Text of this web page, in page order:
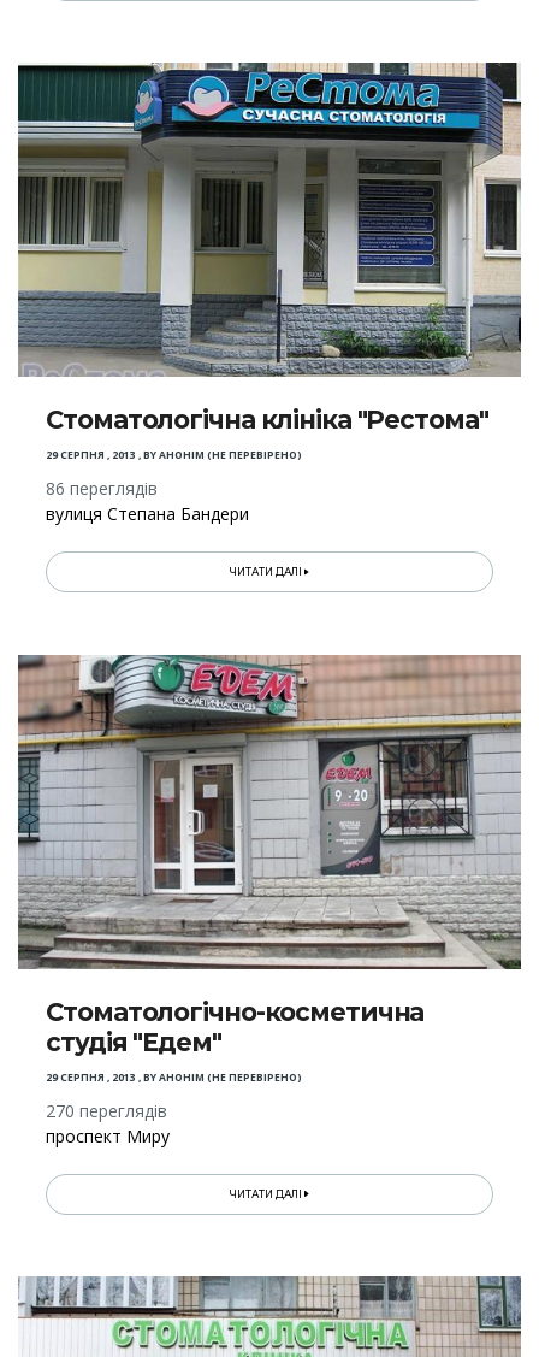
Стоматологічна клініка "Рестома"
29 СЕРПНЯ , 2013 ,BYАНОНІМ (НЕ ПЕРЕВІРЕНО)
86 переглядів
вулиця Степана Бандери
ЧИТАТИ ДАЛІ
Стоматологічно-косметична
студія "Едем"
29 СЕРПНЯ , 2013 ,BYАНОНІМ (НЕ ПЕРЕВІРЕНО)
270 переглядів
проспект Миру
ЧИТАТИ ДАЛІ